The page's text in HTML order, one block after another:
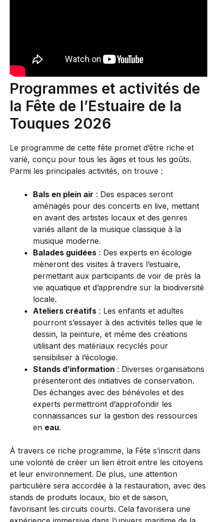
Programmes et activités de
la Fête de l’Estuaire de la
Touques 2026
Le programme de cette fête promet d’être riche et
varié, conçu pour tous les âges et tous les goûts.
Parmi les principales activités, on trouve :
Bals en plein air : Des espaces seront
aménagés pour des concerts en live, mettant
en avant des artistes locaux et des genres
variés allant de la musique classique à la
musique moderne.
Balades guidées : Des experts en écologie
mèneront des visites à travers l’estuaire,
permettant aux participants de voir de près la
vie aquatique et d’apprendre sur la biodiversité
locale.
Ateliers créatifs : Les enfants et adultes
pourront s’essayer à des activités telles que le
dessin, la peinture, et même des créations
utilisant des matériaux recyclés pour
sensibiliser à l’écologie.
Stands d’information : Diverses organisations
présenteront des initiatives de conservation.
Des échanges avec des bénévoles et des
experts permettront d’approfondir les
connaissances sur la gestion des ressources
en eau.
À travers ce riche programme, la Fête s’inscrit dans
une volonté de créer un lien étroit entre les citoyens
et leur environnement. De plus, une attention
particulière sera accordée à la restauration, avec des
stands de produits locaux, bio et de saison,
favorisant les circuits courts. Cela favorisera une